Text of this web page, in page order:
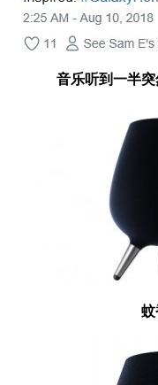
音乐听到一半
蚊